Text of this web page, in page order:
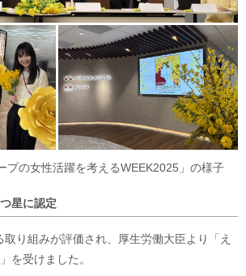
プの女性活躍を考えるWEEK2025」の様子
星に認定
り組みが評価され、厚生労働大臣より「え
を受けました。